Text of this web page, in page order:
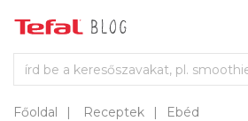
Főoldal Receptek Ebéd